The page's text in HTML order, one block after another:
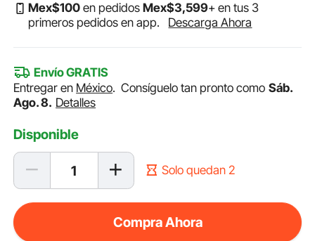
Mex$100 en pedidosMex$3,599+ en tus 3
primeros pedidos en app.
Descarga Ahora
Envío GRATIS
Entregar en México.Consíguelo tan pronto como Sáb.
Ago. 8. Detalles
Disponible
Solo quedan 2
Compra Ahora